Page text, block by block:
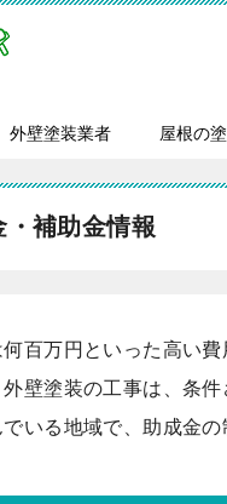
外壁塗装業者 屋根の
補助金情報
百万円といった高い
外壁塗装の工事は、条
いる地域で、助成金の